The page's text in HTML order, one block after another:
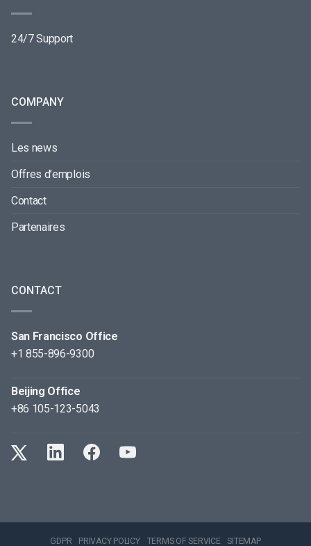
24/7 Support
COMPANY
Les news
Offres d’emplois
Contact
Partenaires
CONTACT
San Francisco Office
+1 855-896-9300
Beijing Office
+86 105-123-5043
GDPR PRIVACY POLICY TERMS OF SERVICE SITEMAP